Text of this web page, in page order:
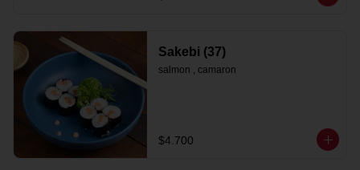
Sakebi (37)
salmon , camaron
$4.700